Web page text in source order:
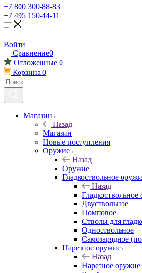
+7 800 300-88-83
+7 495 150-44-11
Войти
Сравнение0
Отложенные 0
Корзина 0
Магазин
Назад
Магазин
Новые поступления
Оружие
Назад
Оружие
Гладкоствольное
Назад
Гладкоствольное
Двуствольное
Помповое
Стволы для
Одноствольное
Самозарядное
Нарезное оружие
Назад
Нарезное оружие